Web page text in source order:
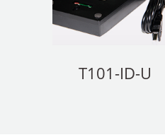
T101-ID-U